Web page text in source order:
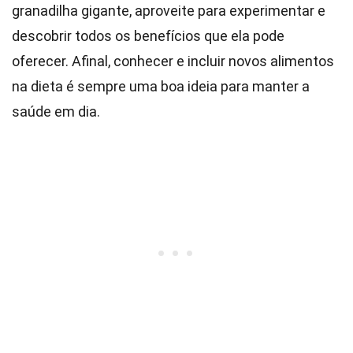
granadilha gigante, aproveite para experimentar e
descobrir todos os benefícios que ela pode
oferecer. Afinal, conhecer e incluir novos alimentos
na dieta é sempre uma boa ideia para manter a
saúde em dia.